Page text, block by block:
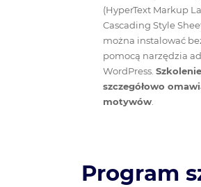
(HyperText Markup
Cascading Style
można instalować
pomocą narzędzia
WordPress.
szczegółowo
motywów.
Program